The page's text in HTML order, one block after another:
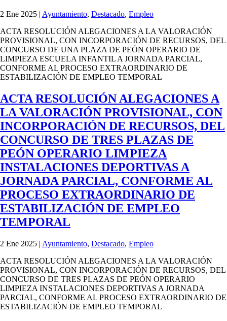
2 Ene 2025 | Ayuntamiento, Destacado, Empleo
ACTA RESOLUCIÓN ALEGACIONES A LA VALORACIÓN
PROVISIONAL, CON INCORPORACIÓN DE RECURSOS, DEL
CONCURSO DE UNA PLAZA DE PEÓN OPERARIO DE
LIMPIEZA ESCUELA INFANTIL A JORNADA PARCIAL,
CONFORME AL PROCESO EXTRAORDINARIO DE
ESTABILIZACIÓN DE EMPLEO TEMPORAL
ACTA RESOLUCIÓN ALEGACIONES A
LA VALORACIÓN PROVISIONAL, CON
INCORPORACIÓN DE RECURSOS, DEL
CONCURSO DE TRES PLAZAS DE
PEÓN OPERARIO LIMPIEZA
INSTALACIONES DEPORTIVAS A
JORNADA PARCIAL, CONFORME AL
PROCESO EXTRAORDINARIO DE
ESTABILIZACIÓN DE EMPLEO
TEMPORAL
2 Ene 2025 | Ayuntamiento, Destacado, Empleo
ACTA RESOLUCIÓN ALEGACIONES A LA VALORACIÓN
PROVISIONAL, CON INCORPORACIÓN DE RECURSOS, DEL
CONCURSO DE TRES PLAZAS DE PEÓN OPERARIO
LIMPIEZA INSTALACIONES DEPORTIVAS A JORNADA
PARCIAL, CONFORME AL PROCESO EXTRAORDINARIO DE
ESTABILIZACIÓN DE EMPLEO TEMPORAL